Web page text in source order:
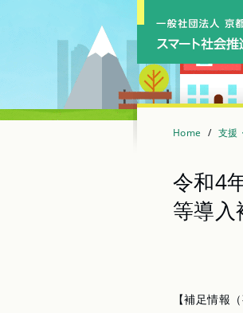
Home 支援
令和4
等導入
【補足情報